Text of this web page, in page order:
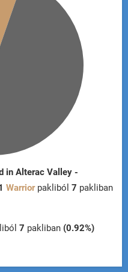
in Alterac Valley -
Warriorpakliból 7 pakliban
7 pakliban (0.92%)